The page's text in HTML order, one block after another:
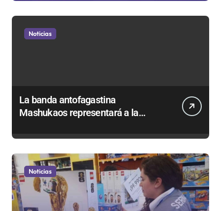
Noticias
La banda antofagastina
Mashukaos representará a la
de Valparaíso
Noticias